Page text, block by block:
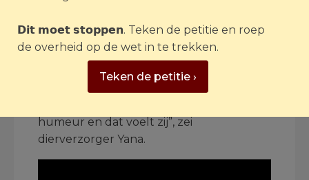
zwaar. Er heerste veel angst en er hing
spanning in de lucht. Dat merkte ook de
empathische Kamila. “Ze voelt de
humeur en dat voelt zij”, zei
dierverzorger Yana.
𝗗𝗶𝘁 𝗺𝗼𝗲𝘁 𝘀𝘁𝗼𝗽𝗽𝗲𝗻. Teken de petitie en roep
de overheid op de wet in te trekken.
Teken de petitie ›